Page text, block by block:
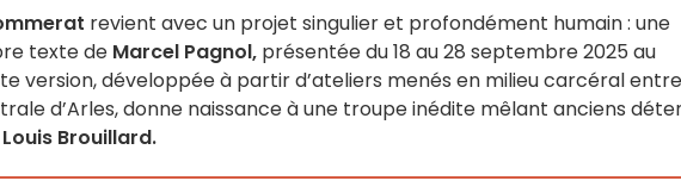
revient avec un projet singulier et profondément humain : une
texte de Marcel Pagnol, présentée du 18 au 28 septembre 2025 au
version, développée à partir d’ateliers menés en milieu carcéral entre
d’Arles, donne naissance à une troupe inédite mêlant anciens
Brouillard.